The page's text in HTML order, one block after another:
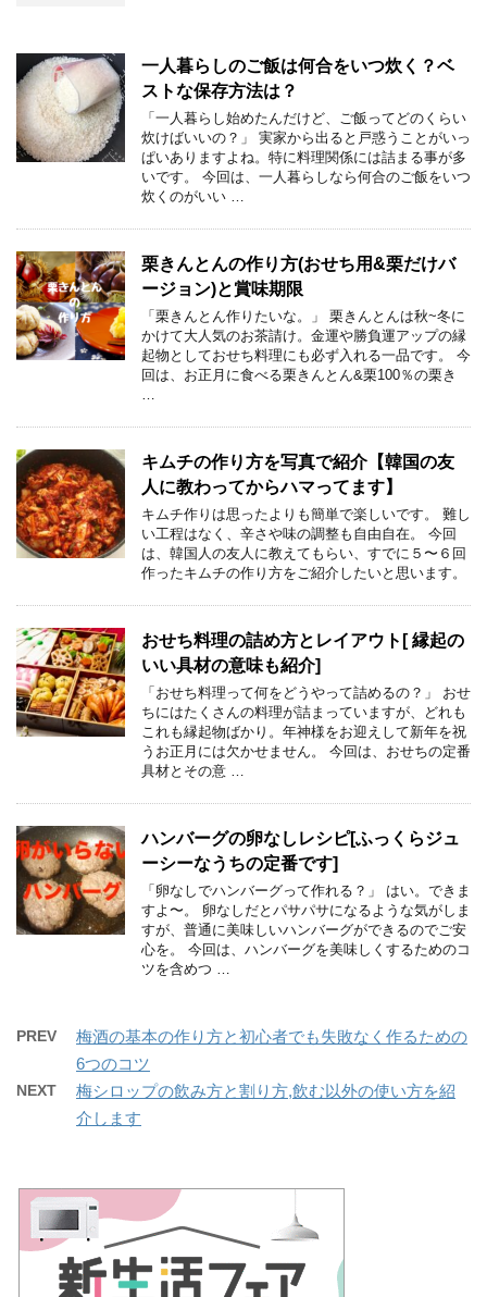
一人暮らしのご飯は何合をいつ炊く？ベ
ストな保存方法は？
「一人暮らし始めたんだけど、ご飯ってどのくらい
炊けばいいの？」 実家から出ると戸惑うことがいっ
ぱいありますよね。特に料理関係には詰まる事が多
いです。 今回は、一人暮らしなら何合のご飯をいつ
炊くのがいい …
栗きんとんの作り方(おせち用&栗だけバ
ージョン)と賞味期限
「栗きんとん作りたいな。」 栗きんとんは秋~冬に
かけて大人気のお茶請け。金運や勝負運アップの縁
起物としておせち料理にも必ず入れる一品です。 今
回は、お正月に食べる栗きんとん&栗100％の栗き
…
キムチの作り方を写真で紹介【韓国の友
人に教わってからハマってます】
キムチ作りは思ったよりも簡単で楽しいです。 難し
い工程はなく、辛さや味の調整も自由自在。 今回
は、韓国人の友人に教えてもらい、すでに５〜６回
作ったキムチの作り方をご紹介したいと思います。
おせち料理の詰め方とレイアウト[ 縁起の
いい具材の意味も紹介]
「おせち料理って何をどうやって詰めるの？」 おせ
ちにはたくさんの料理が詰まっていますが、どれも
これも縁起物ばかり。年神様をお迎えして新年を祝
うお正月には欠かせません。 今回は、おせちの定番
具材とその意 …
ハンバーグの卵なしレシピ[ふっくらジュ
ーシーなうちの定番です]
「卵なしでハンバーグって作れる？」 はい。できま
すよ〜。 卵なしだとパサパサになるような気がしま
すが、普通に美味しいハンバーグができるのでご安
心を。 今回は、ハンバーグを美味しくするためのコ
ツを含めつ …
PREV
梅酒の基本の作り方と初心者でも失敗なく作るための
6つのコツ
NEXT
梅シロップの飲み方と割り方,飲む以外の使い方を紹
介します